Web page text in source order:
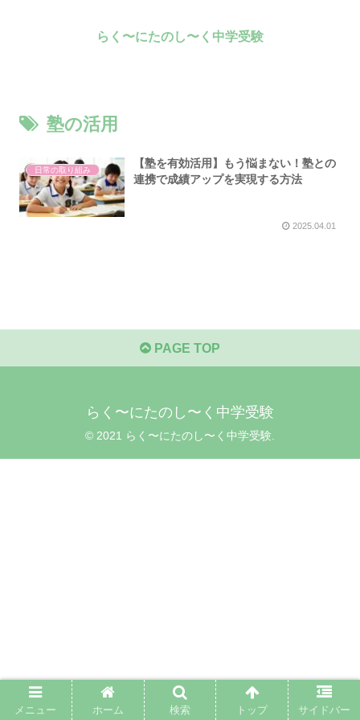
らく〜にたのし〜く中学受験
塾の活用
日常の取り組み
【塾を有効活用】もう悩まない！塾との
連携で成績アップを実現する方法
2025.04.01
PAGE TOP
らく〜にたのし〜く中学受験
© 2021 らく〜にたのし〜く中学受験.
メニュー ホーム 検索 トップ サイドバー